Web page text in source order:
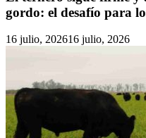
gordo: el desafío para
16 julio, 202616 julio, 2026